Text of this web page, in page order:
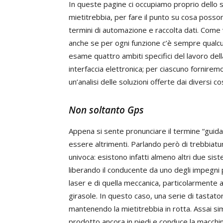
In queste pagine ci occupiamo proprio dello
mietitrebbia, per fare il punto su cosa
termini di automazione e raccolta dati.
anche se per ogni funzione c’è sempre
esame quattro ambiti specifici del lavoro
interfaccia elettronica; per ciascuno
un’analisi delle soluzioni offerte dai diversi
Non soltanto Gps
Appena si sente pronunciare il termine
essere altrimenti. Parlando però di
univoca: esistono infatti almeno altri due
liberando il conducente da uno degli
laser e di quella meccanica, particolarmente
girasole. In questo caso, una serie di
mantenendo la mietitrebbia in rotta. Assai